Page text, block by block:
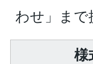
わせ」まで
様